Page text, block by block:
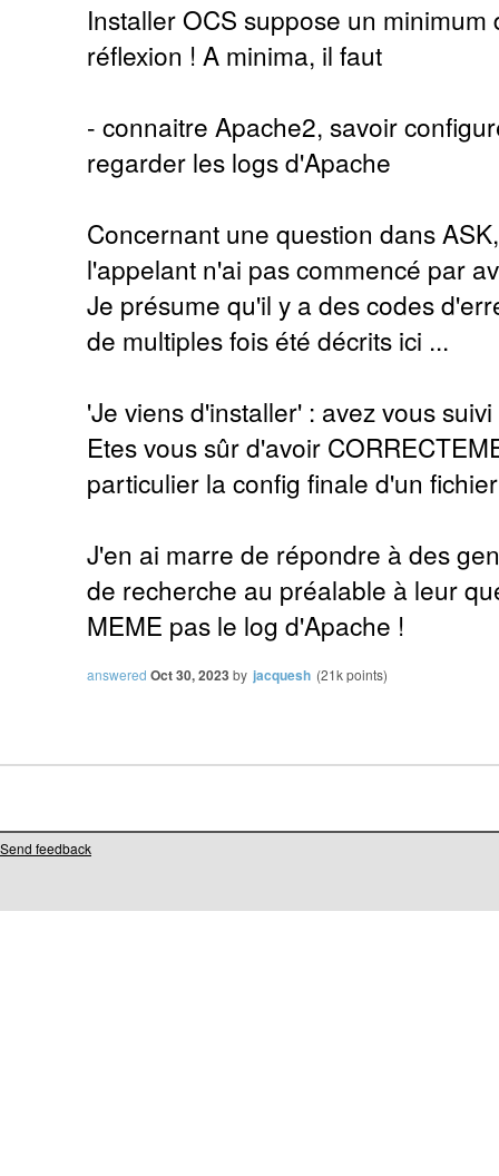
Installer OCS suppose un
réflexion ! A minima, il faut
- connaitre Apache2, savoir
regarder les logs d'Apache
Concernant une question dans
l'appelant n'ai pas commencé par
Je présume qu'il y a des codes
de multiples fois été décrits ici ...
'Je viens d'installer' : avez vous
Etes vous sûr d'avoir
particulier la config finale d'un
J'en ai marre de répondre à des
de recherche au préalable à leur
MEME pas le log d'Apache !
answered Oct 30, 2023 by jacquesh (21kpoints)
Send feedback